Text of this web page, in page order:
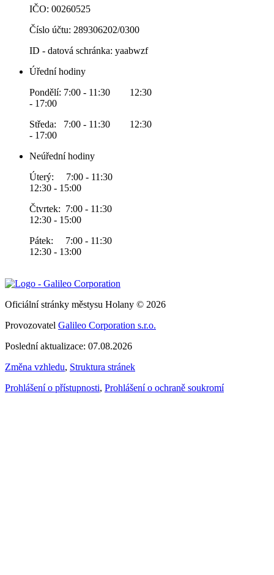
IČO: 00260525
Číslo účtu: 289306202/0300
ID - datová schránka: yaabwzf
Úřední hodiny
Pondělí: 7:00 - 11:30 12:30
- 17:00
Středa: 7:00 - 11:30 12:30
- 17:00
Neúřední hodiny
Úterý: 7:00 - 11:30
12:30 - 15:00
Čtvrtek: 7:00 - 11:30
12:30 - 15:00
Pátek: 7:00 - 11:30
12:30 - 13:00
Oficiální stránky městysu Holany © 2026
Provozovatel Galileo Corporation s.r.o.
Poslední aktualizace: 07.08.2026
Změna vzhledu, Struktura stránek
Prohlášení o přístupnosti, Prohlášení o ochraně soukromí